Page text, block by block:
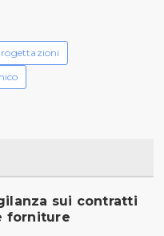
sui contratti
forniture